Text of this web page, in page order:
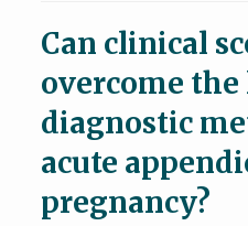
Can clinical
overcome
diagnostic
acute
pregnancy?